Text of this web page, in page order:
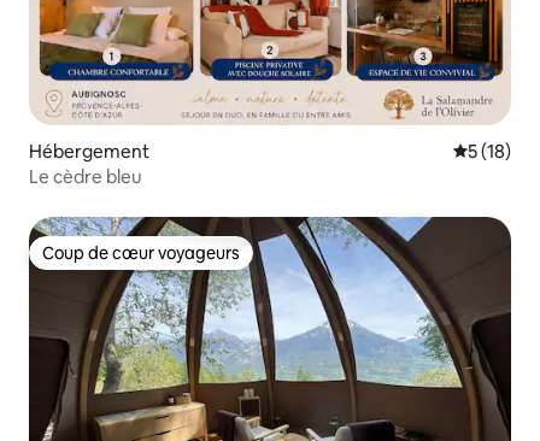
Hébergement
5 (18)
Le cèdre bleu
Coup de cœur voyageurs
Coup de cœur voyageurs